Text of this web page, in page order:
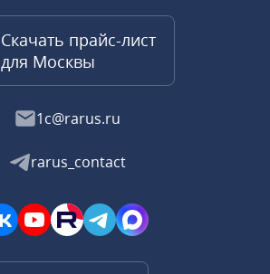
Скачать прайс-лист
для Москвы
1c@rarus.ru
rarus_contact